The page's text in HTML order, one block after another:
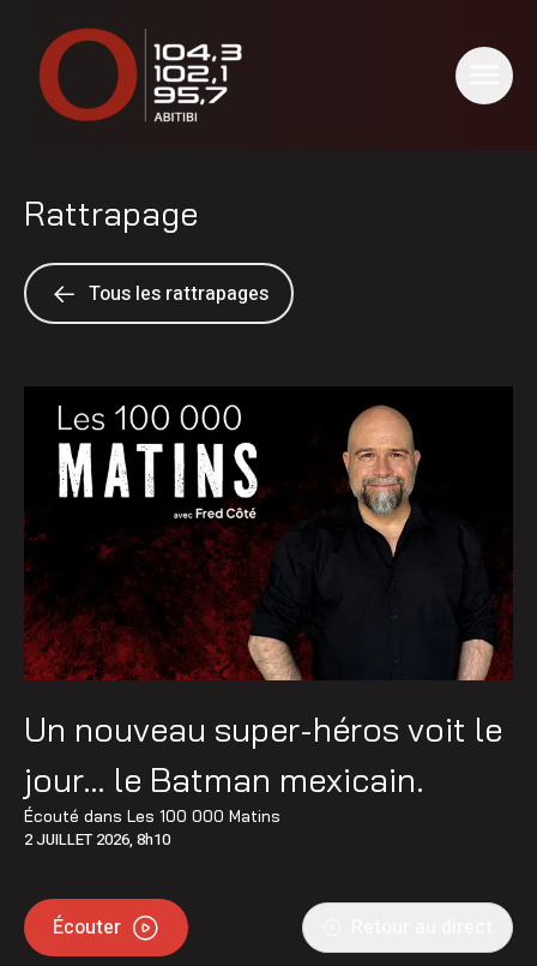
Rattrapage
Tous les rattrapages
Un nouveau super-héros voit le
jour… le Batman mexicain.
Écouté dans Les 100 000 Matins
2 JUILLET 2026, 8h10
Écouter